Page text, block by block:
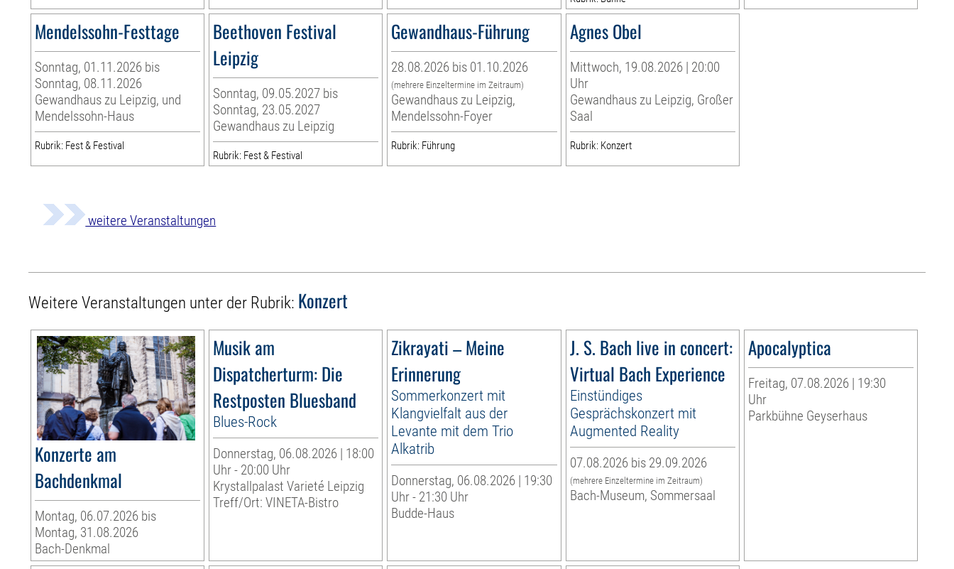
Mendelssohn-Festtage
Sonntag, 01.11.2026 bis
Sonntag, 08.11.2026
Gewandhaus zu Leipzig, und
Mendelssohn-Haus
Rubrik: Fest & Festival
Beethoven Festival
Leipzig
Sonntag, 09.05.2027 bis
Sonntag, 23.05.2027
Gewandhaus zu Leipzig
Rubrik: Fest & Festival
Gewandhaus-Führung
28.08.2026 bis 01.10.2026
(mehrere Einzeltermine im Zeitraum)
Gewandhaus zu Leipzig,
Mendelssohn-Foyer
Rubrik: Führung
Agnes Obel
Mittwoch, 19.08.2026 | 20:00
Uhr
Gewandhaus zu Leipzig, Großer
Saal
Rubrik: Konzert
weitere Veranstaltungen
Weitere Veranstaltungen unter der Rubrik: Konzert
Konzerte am
Bachdenkmal
Montag, 06.07.2026 bis
Montag, 31.08.2026
Bach-Denkmal
Musik am
Dispatcherturm: Die
Restposten Bluesband
Blues-Rock
Donnerstag, 06.08.2026 | 18:00
Uhr - 20:00 Uhr
Krystallpalast Varieté Leipzig
Treff/Ort: VINETA-Bistro
Zikrayati – Meine
Erinnerung
Sommerkonzert mit
Klangvielfalt aus der
Levante mit dem Trio
Alkatrib
Donnerstag, 06.08.2026 | 19:30
Uhr - 21:30 Uhr
Budde-Haus
J. S. Bach live in concert:
Virtual Bach Experience
Einstündiges
Gesprächskonzert mit
Augmented Reality
07.08.2026 bis 29.09.2026
(mehrere Einzeltermine im Zeitraum)
Bach-Museum, Sommersaal
Apocalyptica
Freitag, 07.08.2026 | 19:30
Uhr
Parkbühne Geyserhaus